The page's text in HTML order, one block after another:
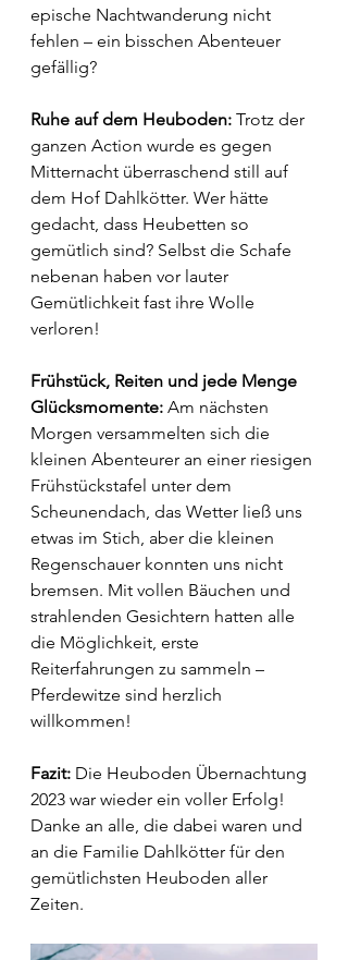
epische Nachtwanderung nicht
fehlen – ein bisschen Abenteuer
gefällig?
Ruhe auf dem Heuboden: Trotz der
ganzen Action wurde es gegen
Mitternacht überraschend still auf
dem Hof Dahlkötter. Wer hätte
gedacht, dass Heubetten so
gemütlich sind? Selbst die Schafe
nebenan haben vor lauter
Gemütlichkeit fast ihre Wolle
verloren!
Frühstück, Reiten und jede Menge
Glücksmomente: Am nächsten
Morgen versammelten sich die
kleinen Abenteurer an einer riesigen
Frühstückstafel unter dem
Scheunendach, das Wetter ließ uns
etwas im Stich, aber die kleinen
Regenschauer konnten uns nicht
bremsen. Mit vollen Bäuchen und
strahlenden Gesichtern hatten alle
die Möglichkeit, erste
Reiterfahrungen zu sammeln –
Pferdewitze sind herzlich
willkommen!
Fazit: Die Heuboden Übernachtung
2023 war wieder ein voller Erfolg!
Danke an alle, die dabei waren und
an die Familie Dahlkötter für den
gemütlichsten Heuboden aller
Zeiten.